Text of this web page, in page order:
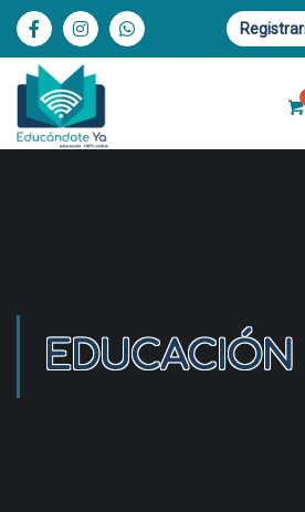
EDUCACIÓN